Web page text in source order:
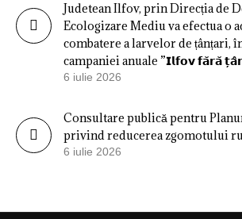
Judetean Ilfov, prin Direcția de
Ecologizare Mediu va efectua o
combatere a larvelor de țânțari,
campaniei anuale ”𝗜𝗹𝗳𝗼𝘃 𝗳𝗮̆𝗿𝗮̆
6 iulie 2026
Consultare publică pentru
privind reducerea zgomotului
6 iulie 2026